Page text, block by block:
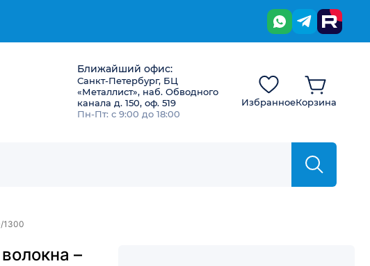
Ближайший офис:
Санкт-Петербург, БЦ
«Металлист», наб. Обводного
канала д. 150, оф. 519
Пн-Пт: с 9:00 до 18:00
ИзбранноеКорзина
1300
–